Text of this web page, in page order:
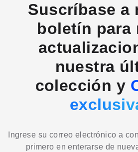
Suscríbase a
boletín para
nuestra
colección y
Ingrese su correo electrónico a
primero en enterarse de